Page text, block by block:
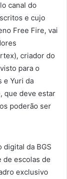
canal do
e cujo
Free Fire, vai
criador do
para o
e Yuri da
que deve estar
poderão ser
digital da BGS
de escolas de
exclusivo